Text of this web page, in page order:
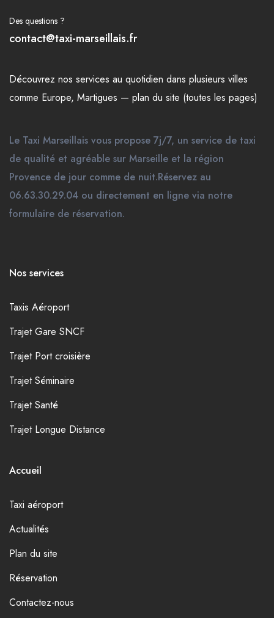
Des questions ?
contact@taxi-marseillais.fr
Découvrez nos services au quotidien dans plusieurs villes
comme Europe, Martigues — plan du site (toutes les pages)
Le Taxi Marseillais vous propose 7j/7, un service de taxi
de qualité et agréable sur Marseille et la région
Provence de jour comme de nuit.Réservez au
06.63.30.29.04 ou directement en ligne via notre
formulaire de réservation.
Nos services
Taxis Aéroport
Trajet Gare SNCF
Trajet Port croisière
Trajet Séminaire
Trajet Santé
Trajet Longue Distance
Accueil
Taxi aéroport
Actualités
Plan du site
Réservation
Contactez-nous